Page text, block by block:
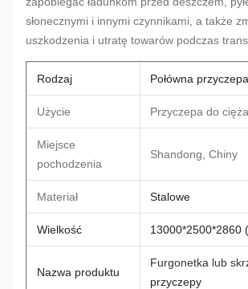
słonecznymi i innymi czynnikami, a także
uszkodzenia i utratę towarów podczas
Rodzaj Połówna przyczepa
Użycie Przyczepa do
Miejsce
pochodzenia
Shandong, Chiny
Materiał Stalowe
Wielkość 13000*2500*2860
Nazwa produktu
Furgonetka lub
przyczepy